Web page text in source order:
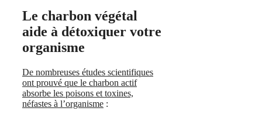
Le charbon végétal
aide à détoxiquer votre
organisme
De nombreuses études scientifiques
ont prouvé que le charbon actif
absorbe les poisons et toxines,
néfastes à l’organisme :